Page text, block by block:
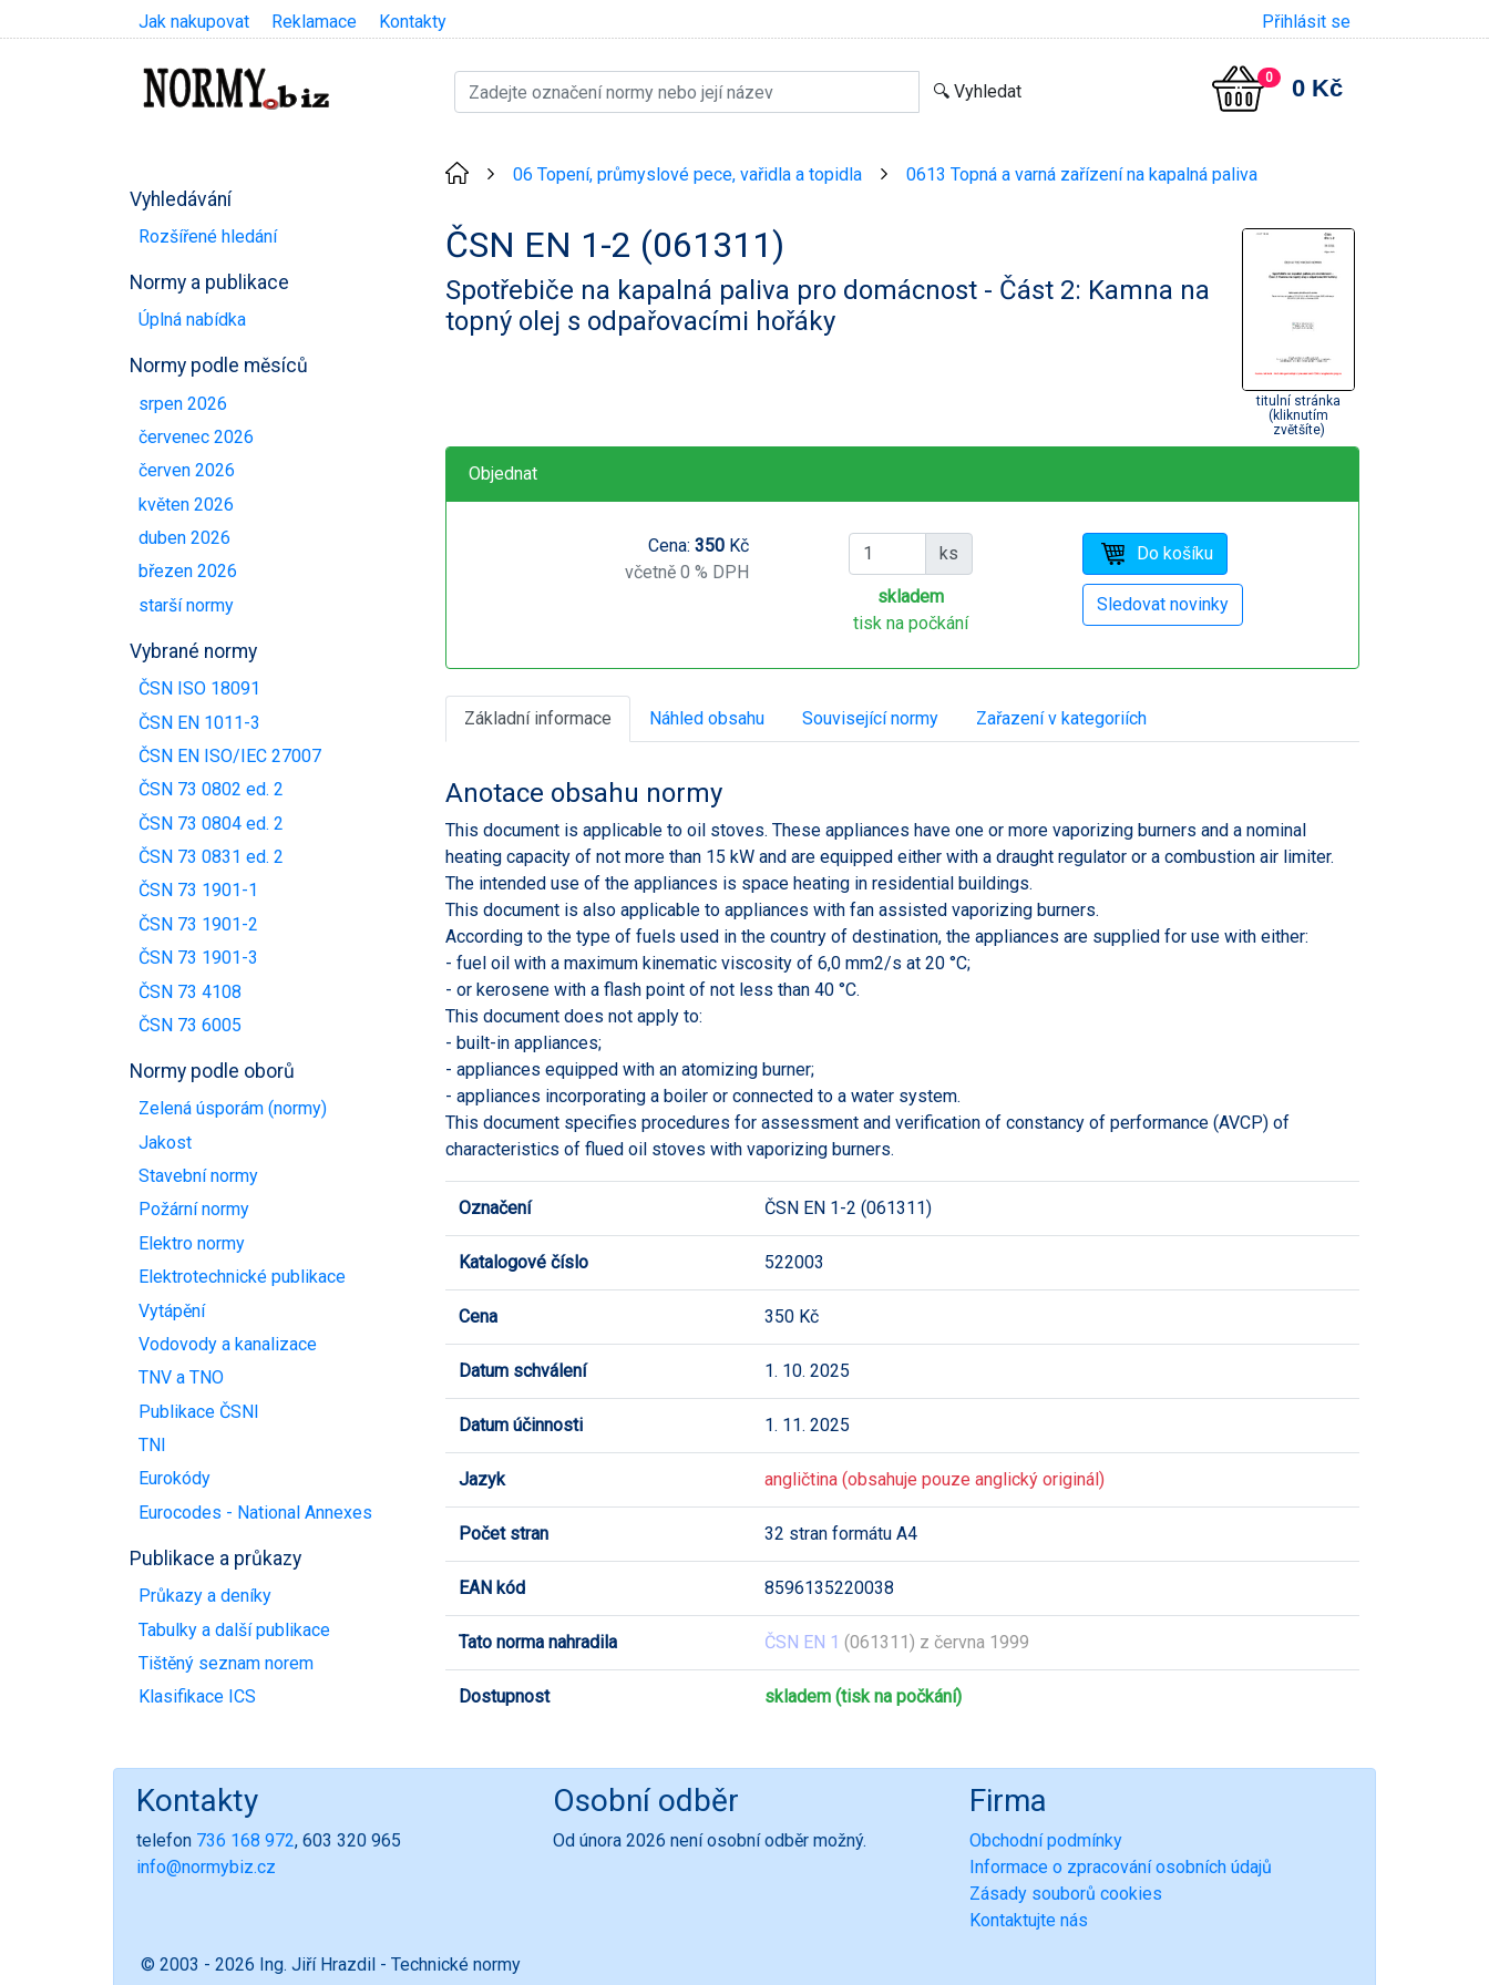
Jak nakupovat Reklamace Kontakty Přihlásit se
0 0 Kč
Vyhledávání
Rozšířené hledání
Normy a publikace
Úplná nabídka
Normy podle měsíců
srpen 2026
červenec 2026
červen 2026
květen 2026
duben 2026
březen 2026
starší normy
Vybrané normy
ČSN ISO 18091
ČSN EN 1011-3
ČSN EN ISO/IEC 27007
ČSN 73 0802 ed. 2
ČSN 73 0804 ed. 2
ČSN 73 0831 ed. 2
ČSN 73 1901-1
ČSN 73 1901-2
ČSN 73 1901-3
ČSN 73 4108
ČSN 73 6005
Normy podle oborů
Zelená úsporám (normy)
Jakost
Stavební normy
Požární normy
Elektro normy
Elektrotechnické publikace
Vytápění
Vodovody a kanalizace
TNV a TNO
Publikace ČSNI
TNI
Eurokódy
Eurocodes - National Annexes
Publikace a průkazy
Průkazy a deníky
Tabulky a další publikace
Tištěný seznam norem
Klasifikace ICS
06 Topení, průmyslové pece, vařidla a topidla 0613 Topná a varná zařízení na kapalná paliva
ČSN EN 1-2 (061311)
Spotřebiče na kapalná paliva pro domácnost - Část 2: Kamna na
topný olej s odpařovacími hořáky
titulní stránka
(kliknutím
zvětšíte)
Objednat
Cena: 350Kč
včetně 0 % DPH
ks
skladem
tisk na počkání
Základní informace Náhled obsahu Související normy Zařazení v kategoriích
Anotace obsahu normy
This document is applicable to oil stoves. These appliances have one or more vaporizing burners and a nominal
heating capacity of not more than 15 kW and are equipped either with a draught regulator or a combustion air limiter.
The intended use of the appliances is space heating in residential buildings.
This document is also applicable to appliances with fan assisted vaporizing burners.
According to the type of fuels used in the country of destination, the appliances are supplied for use with either:
- fuel oil with a maximum kinematic viscosity of 6,0 mm2/s at 20 °C;
- or kerosene with a flash point of not less than 40 °C.
This document does not apply to:
- built-in appliances;
- appliances equipped with an atomizing burner;
- appliances incorporating a boiler or connected to a water system.
This document specifies procedures for assessment and verification of constancy of performance (AVCP) of
characteristics of flued oil stoves with vaporizing burners.
Označení ČSN EN 1-2 (061311)
Katalogové číslo 522003
Cena 350 Kč
Datum schválení 1. 10. 2025
Datum účinnosti 1. 11. 2025
Jazyk angličtina (obsahuje pouze anglický originál)
Počet stran 32 stran formátu A4
EAN kód 8596135220038
Tato norma nahradila ČSN EN 1 (061311) z června 1999
Dostupnost skladem (tisk na počkání)
Kontakty
telefon 736 168 972, 603 320 965
info@normybiz.cz
Osobní odběr
Od února 2026 není osobní odběr možný.
Firma
Obchodní podmínky
Informace o zpracování osobních údajů
Zásady souborů cookies
Kontaktujte nás
© 2003 - 2026 Ing. Jiří Hrazdil - Technické normy